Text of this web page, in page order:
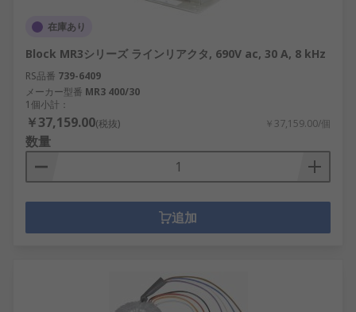
在庫あり
Block MR3シリーズ ラインリアクタ, 690V ac, 30 A, 8 kHz
RS品番 739-6409
メーカー型番 MR3 400/30
1個小計：
￥37,159.00(税抜) ￥37,159.00/個
数量
追加